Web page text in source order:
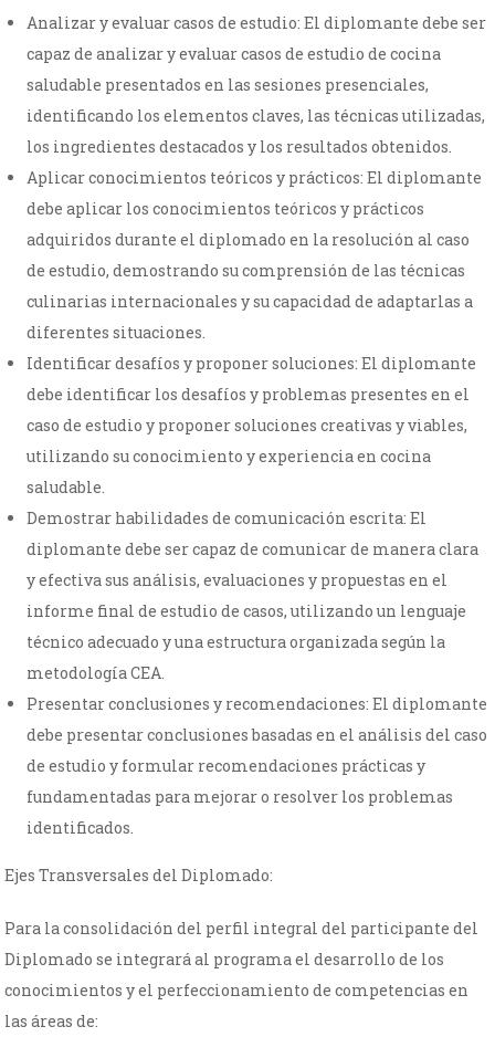
Analizar y evaluar casos de estudio: El diplomante debe ser
capaz de analizar y evaluar casos de estudio de cocina
saludable presentados en las sesiones presenciales,
identificando los elementos claves, las técnicas utilizadas,
los ingredientes destacados y los resultados obtenidos.
Aplicar conocimientos teóricos y prácticos: El diplomante
debe aplicar los conocimientos teóricos y prácticos
adquiridos durante el diplomado en la resolución al caso
de estudio, demostrando su comprensión de las técnicas
culinarias internacionales y su capacidad de adaptarlas a
diferentes situaciones.
Identificar desafíos y proponer soluciones: El diplomante
debe identificar los desafíos y problemas presentes en el
caso de estudio y proponer soluciones creativas y viables,
utilizando su conocimiento y experiencia en cocina
saludable.
Demostrar habilidades de comunicación escrita: El
diplomante debe ser capaz de comunicar de manera clara
y efectiva sus análisis, evaluaciones y propuestas en el
informe final de estudio de casos, utilizando un lenguaje
técnico adecuado y una estructura organizada según la
metodología CEA.
Presentar conclusiones y recomendaciones: El diplomante
debe presentar conclusiones basadas en el análisis del caso
de estudio y formular recomendaciones prácticas y
fundamentadas para mejorar o resolver los problemas
identificados.
Ejes Transversales del Diplomado:
Para la consolidación del perfil integral del participante del
Diplomado se integrará al programa el desarrollo de los
conocimientos y el perfeccionamiento de competencias en
las áreas de: